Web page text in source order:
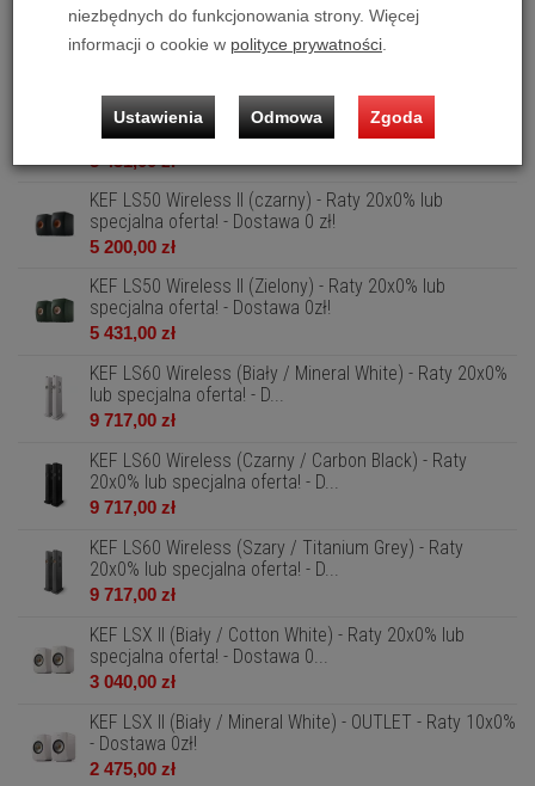
KEF LS50 Wireless II (Beżowy) - Raty 20x0% lub
specjalna oferta! - Dostawa 0zł!
KEF LS50 Wireless II (biały) - Raty 20x0% lub specjalna
oferta! - Dostawa 0 zł!
5 431,00 zł
KEF LS50 Wireless II (czarny) - Raty 20x0% lub
specjalna oferta! - Dostawa 0 zł!
5 200,00 zł
KEF LS50 Wireless II (Zielony) - Raty 20x0% lub
specjalna oferta! - Dostawa 0zł!
5 431,00 zł
KEF LS60 Wireless (Biały / Mineral White) - Raty 20x0%
lub specjalna oferta! - D...
9 717,00 zł
KEF LS60 Wireless (Czarny / Carbon Black) - Raty
20x0% lub specjalna oferta! - D...
9 717,00 zł
KEF LS60 Wireless (Szary / Titanium Grey) - Raty
20x0% lub specjalna oferta! - D...
9 717,00 zł
KEF LSX II (Biały / Cotton White) - Raty 20x0% lub
specjalna oferta! - Dostawa 0...
3 040,00 zł
KEF LSX II (Biały / Mineral White) - OUTLET - Raty 10x0%
- Dostawa 0zł!
2 475,00 zł
niezbędnych do funkcjonowania strony. Więcej
informacji o cookie w polityce prywatności.
Ustawienia Odmowa Zgoda